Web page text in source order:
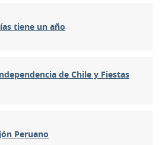
tiene un año
de Chile y Fiestas
Peruano